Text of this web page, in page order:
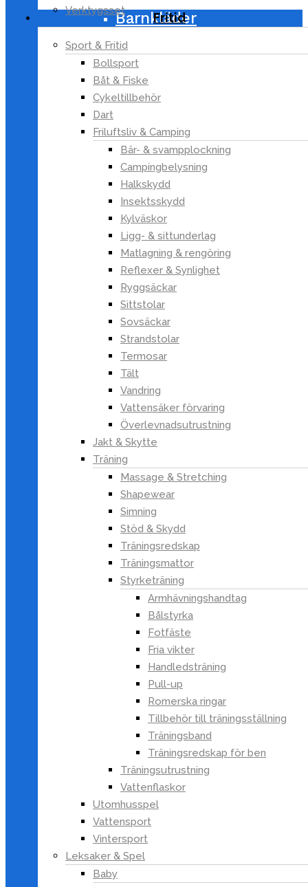
Verktygsset
Fritid
Sport & Fritid
Bollsport
Båt & Fiske
Cykeltillbehör
Dart
Friluftsliv & Camping
Bär- & svampplockning
Campingbelysning
Halkskydd
Insektsskydd
Kylväskor
Ligg- & sittunderlag
Matlagning & rengöring
Reflexer & Synlighet
Ryggsäckar
Sittstolar
Sovsäckar
Strandstolar
Termosar
Tält
Vandring
Vattensäker förvaring
Överlevnadsutrustning
Jakt & Skytte
Träning
Massage & Stretching
Shapewear
Simning
Stöd & Skydd
Träningsredskap
Träningsmattor
Styrketräning
Armhävningshandtag
Bålstyrka
Fotfäste
Fria vikter
Handledsträning
Pull-up
Romerska ringar
Tillbehör till träningsställning
Träningsband
Träningsredskap för ben
Träningsutrustning
Vattenflaskor
Utomhusspel
Vattensport
Vintersport
Leksaker & Spel
Baby
Barnkläder
Kläd- & Skovård
Regnkläder
Skor
Strumpor
underklädestillbehör
Vakuumpåsar
Kontor
Larm & Säkerhet
Pool & tillbehör
Postlådor & husnummer
Resetillbehör
Roliga & smarta grejer
Skadedjursbekämpning
Tillbehör till
hushållsapparater
Trädgårdsmöbler
Trädgårdsprydnader
Trädgårdsutrustning
Kök & Hushåll
Bakning
Dammsugare & moppar
Kokkärl & Stekpannor
Kryddor
Köksförvaring
Köksknivar
Köksmaskiner
Bordsgrillar & våffeljärn
Brödrostar
Fritöser
Kaffemaskiner &
kaffetillbehör
Matberedare &
köksassistenter
Matmixrar & blenders
Pressar
Slow Cookers & ris-och
pastakokare
Torkugnar
Varmhållning
Vattenkokare
Köksredskap
Citruspressar
Durkslag & silar
Frukt- och
grönsakssvarvar